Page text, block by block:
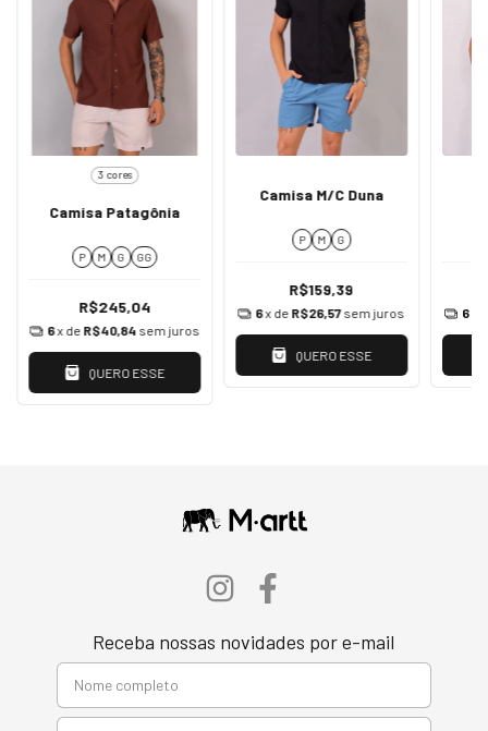
3 cores
Camisa Patagônia
P M G GG
R$245,04
6x de R$40,84 sem juros
QUERO ESSE
Camisa M/C Duna
P M G
R$159,39
6x de R$26,57sem juros
QUERO ESSE
6
Receba nossas novidades por e-mail